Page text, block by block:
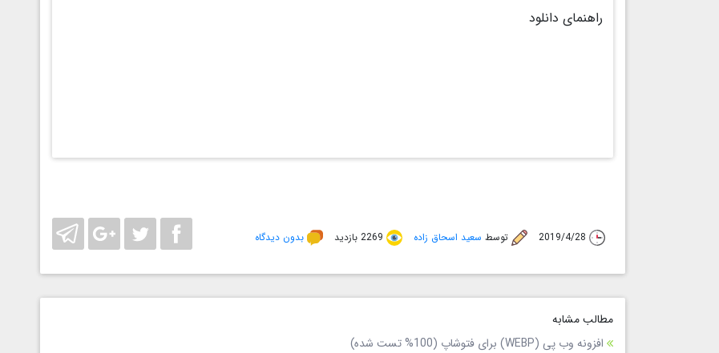
راهنمای دانلود
2019/4/28 توسط سعید اسحاق زاده 2269 بازدید بدون دیدگاه
مطالب مشابه
افزونه وب پی (WEBP) برای فتوشاپ (100% تست شده)